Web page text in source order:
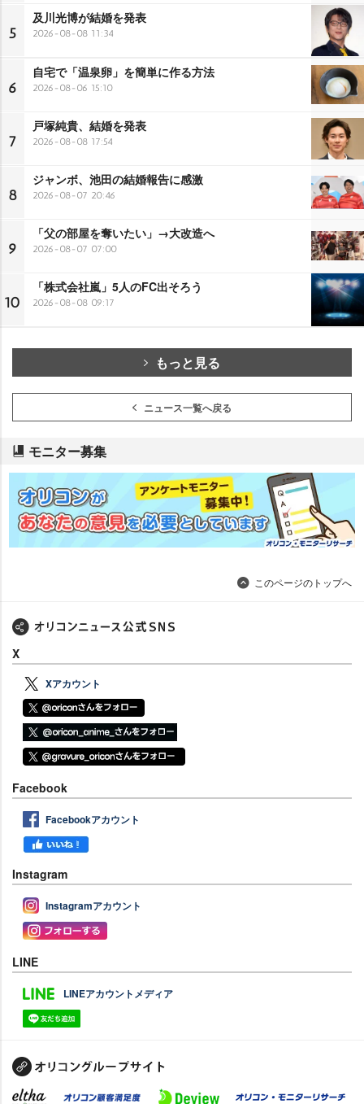
5
及川光博が結婚を発表
2026-08-08 11:34
6
自宅で「温泉卵」を簡単に作る方法
2026-08-06 15:10
7
戸塚純貴、結婚を発表
2026-08-08 17:54
8
ジャンボ、池田の結婚報告に感激
2026-08-07 20:46
9
「父の部屋を奪いたい」→大改造へ
2026-08-07 07:00
10
「株式会社嵐」5人のFC出そろう
2026-08-08 09:17
もっと見る
ニュース一覧へ戻る
モニター募集
このページのトップへ
X
Xアカウント
Facebook
Facebookアカウント
Instagram
Instagramアカウント
LINE
LINEアカウントメディア